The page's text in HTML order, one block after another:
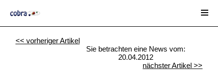
<< vorheriger Artikel
Sie betrachten eine News vom:
20.04.2012
nächster Artikel >>